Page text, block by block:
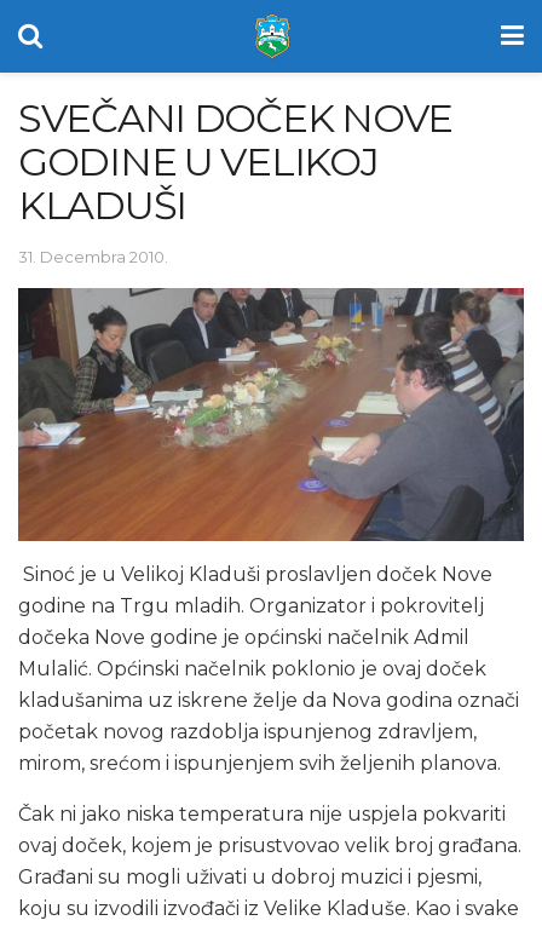
SVEČANI DOČEK NOVE
GODINE U VELIKOJ
KLADUŠI
31. Decembra 2010.
Sinoć je u Velikoj Kladuši proslavljen doček Nove
godine na Trgu mladih. Organizator i pokrovitelj
dočeka Nove godine je općinski načelnik Admil
Mulalić. Općinski načelnik poklonio je ovaj doček
kladušanima uz iskrene želje da Nova godina označi
početak novog razdoblja ispunjenog zdravljem,
mirom, srećom i ispunjenjem svih željenih planova.
Čak ni jako niska temperatura nije uspjela pokvariti
ovaj doček, kojem je prisustvovao velik broj građana.
Građani su mogli uživati u dobroj muzici i pjesmi,
koju su izvodili izvođači iz Velike Kladuše. Kao i svake